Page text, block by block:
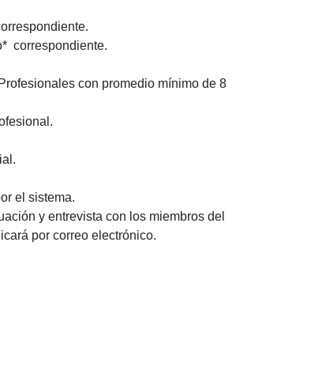
correspondiente.
con promedio mínimo de 8
el sistema.
y entrevista con los miembros del
por correo electrónico.